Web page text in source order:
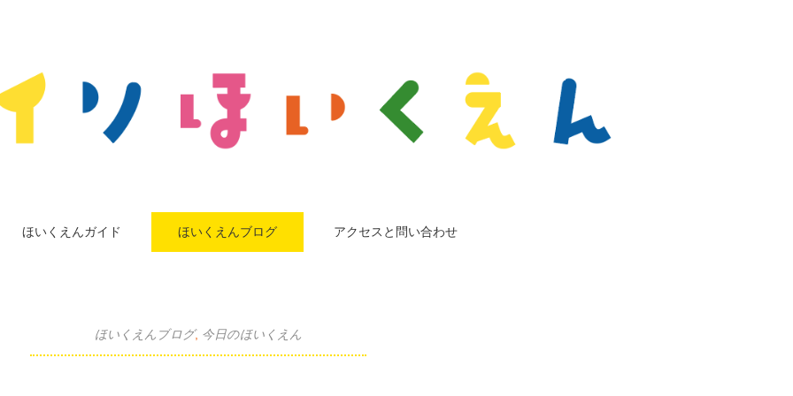
ほいくえんガイド ほいくえんブログ アクセスと問い合わせ
ほいくえんブログ, 今日のほいくえん